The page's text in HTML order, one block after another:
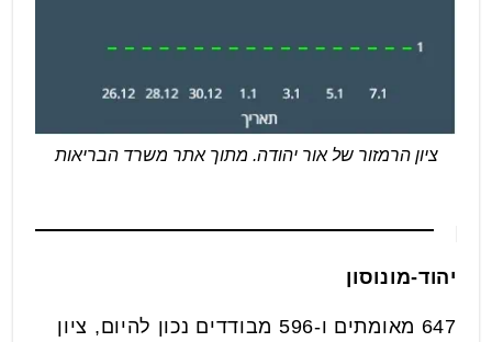
ציון הרמזור של אור יהודה. מתוך אתר משרד הבריאות
יהוד-מונוסון
647 מאומתים ו-596 מבודדים נכון להיום, ציון